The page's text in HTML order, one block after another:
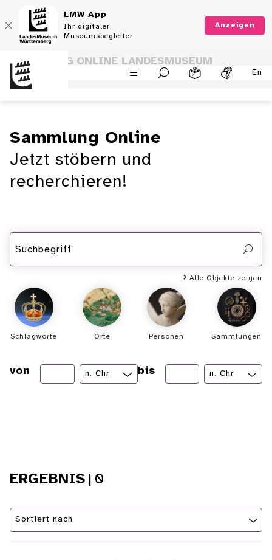
LMW App
Ihr digitaler
Museumsbegleiter
Anzeigen
En
SAMMLUNG ONLINE LANDESMUSEUM
WÜRTTEMBERG
Sammlung Online
Jetzt stöbern und
recherchieren!
Alle Objekte zeigen
Schlagworte Orte Personen Sammlungen
von bis
ERGEBNIS 0